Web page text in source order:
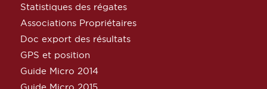
Statistiques des régates
Associations Propriétaires
Doc export des résultats
GPS et position
Guide Micro 2014
Guide Micro 2015